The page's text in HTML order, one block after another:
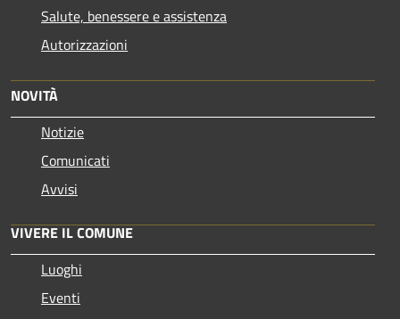
Salute, benessere e assistenza
Autorizzazioni
NOVITÀ
Notizie
Comunicati
Avvisi
VIVERE IL COMUNE
Luoghi
Eventi